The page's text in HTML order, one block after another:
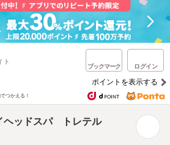
ト
ブックマーク ログイン
ポイントを表示する
つかえる！
ヘッドスパ トレテル